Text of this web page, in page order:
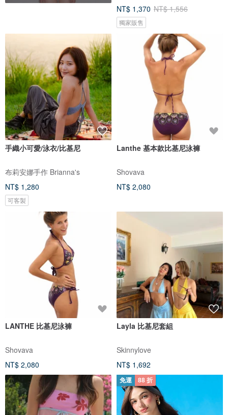
NT$ 1,370 NT$ 1,556
獨家販售
手織小可愛/泳衣/比基尼
布莉安娜手作 Brianna's
NT$ 1,280
可客製
Lanthe 基本款比基尼泳褲
Shovava
NT$ 2,080
LANTHE 比基尼泳褲
Shovava
NT$ 2,080
Layla 比基尼套組
Skinnylove
NT$ 1,692
免運 88 折